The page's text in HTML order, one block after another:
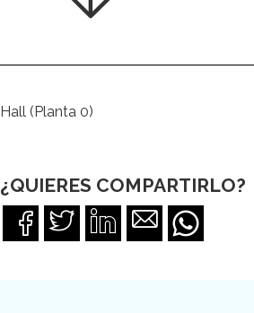
Hall (Planta 0)
¿QUIERES COMPARTIRLO?